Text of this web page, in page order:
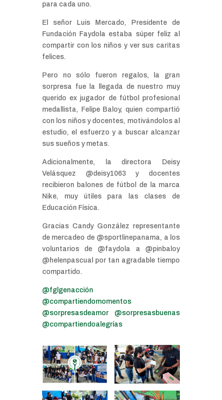
para cada uno.
El señor Luis Mercado, Presidente de
Fundación Faydola estaba súper feliz al
compartir con los niños y ver sus caritas
felices.
Pero no sólo fueron regalos, la gran
sorpresa fue la llegada de nuestro muy
querido ex jugador de fútbol profesional
medallista, Felipe Baloy, quien compartió
con los niños y docentes, motivándolos al
estudio, el esfuerzo y a buscar alcanzar
sus sueños y metas.
Adicionalmente, la directora Deisy
Velásquez @deisy1063 y docentes
recibieron balones de fútbol de la marca
Nike, muy útiles para las clases de
Educación Física.
Gracias Candy González representante
de mercadeo de @sportlinepanama, a los
voluntarios de @faydola a @pinbaloy
@helenpascual por tan agradable tiempo
compartido.
@fglgenacción
@compartiendomomentos
@sorpresasdeamor
@sorpresasbuenas
@compartiendoalegrías